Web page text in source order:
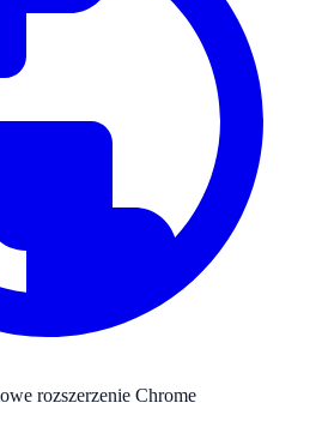
rozszerzenie Chrome